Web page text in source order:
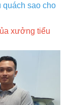
quách sao cho
xưởng tiểu